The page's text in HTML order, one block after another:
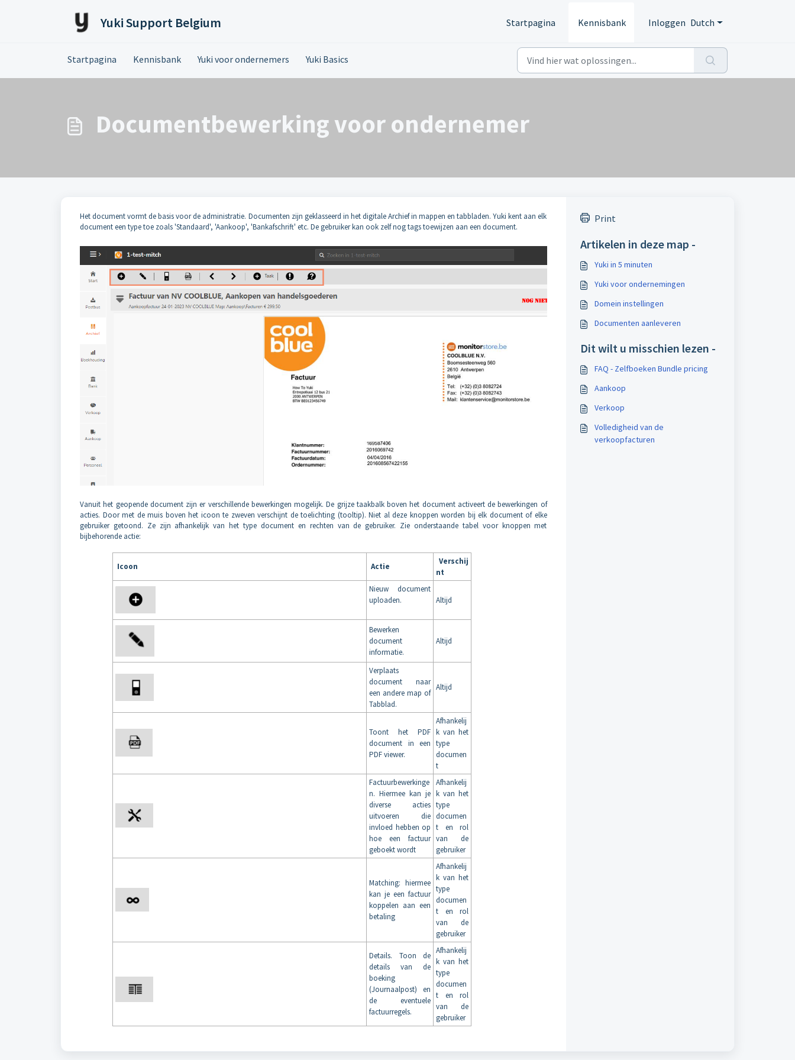
Yuki Support Belgium Startpagina Kennisbank Inloggen Dutch
Startpagina Kennisbank Yuki voor ondernemers Yuki Basics
Documentbewerking voor ondernemer
Het document vormt de basis voor de administratie. Documenten zijn geklasseerd in het digitale Archief in mappen en tabbladen. Yuki kent aan elk
document een type toe zoals 'Standaard', 'Aankoop', 'Bankafschrift' etc. De gebruiker kan ook zelf nog tags toewijzen aan een document.
Vanuit het geopende document zijn er verschillende bewerkingen mogelijk. De grijze taakbalk boven het document activeert de bewerkingen of
acties. Door met de muis boven het icoon te zweven verschijnt de toelichting (tooltip). Niet al deze knoppen worden bij elk document of elke
gebruiker getoond. Ze zijn afhankelijk van het type document en rechten van de gebruiker. Zie onderstaande tabel voor knoppen met
bijbehorende actie:
Icoon Actie
Verschij
nt
Nieuw document
uploaden.
Altijd
Bewerken
document
informatie.
Altijd
Verplaats
document naar
een andere map of
Tabblad.
Altijd
Toont het PDF
document in een
PDF viewer.
Afhankelij
k van het
type
documen
t
Factuurbewerkinge
n. Hiermee kan je
diverse acties
uitvoeren die
invloed hebben op
hoe een factuur
geboekt wordt
Afhankelij
k van het
type
documen
t en rol
van de
gebruiker
Matching: hiermee
kan je een factuur
koppelen aan een
betaling
Afhankelij
k van het
type
documen
t en rol
van de
gebruiker
Details. Toon de
details van de
boeking
(Journaalpost) en
de eventuele
factuurregels.
Afhankelij
k van het
type
documen
t en rol
van de
gebruiker
Print
Artikelen in deze map -
Yuki in 5 minuten
Yuki voor ondernemingen
Domein instellingen
Documenten aanleveren
Dit wilt u misschien lezen -
FAQ - Zelfboeken Bundle pricing
Aankoop
Verkoop
Volledigheid van de
verkoopfacturen